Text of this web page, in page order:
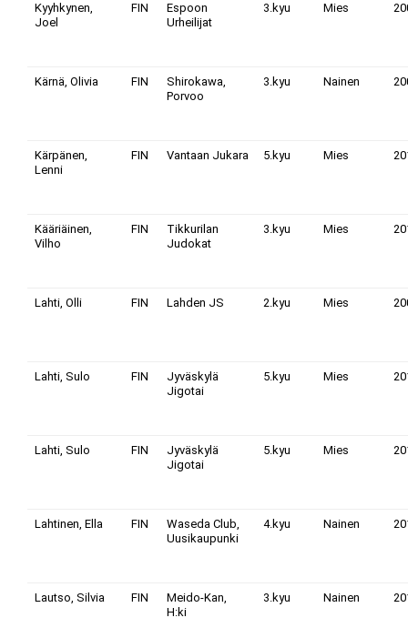
Kyyhkynen,
Joel
FIN
Espoon
Urheilijat
3.kyu Mies
Kärnä, Olivia FIN
Shirokawa,
Porvoo
3.kyu Nainen
Kärpänen,
Lenni
FIN Vantaan Jukara 5.kyu Mies
Kääriäinen,
Vilho
FIN
Tikkurilan
Judokat
3.kyu Mies
Lahti, Olli FIN Lahden JS 2.kyu Mies
Lahti, Sulo FIN
Jyväskylä
Jigotai
5.kyu Mies
Lahti, Sulo FIN
Jyväskylä
Jigotai
5.kyu Mies
Lahtinen, Ella FIN
Waseda Club,
Uusikaupunki
4.kyu Nainen
Lautso, Silvia FIN
Meido-Kan,
H:ki
3.kyu Nainen